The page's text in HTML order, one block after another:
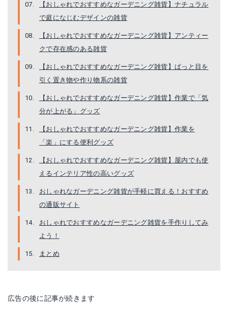
【おしゃれでおすすめなガーデニング雑貨】ナチュラル
で庭になじむデザインの雑貨
【おしゃれでおすすめなガーデニング雑貨】アンティー
クで存在感のある雑貨
【おしゃれでおすすめなガーデニング雑貨】ぱっと目を
引く置き物や作り物系の雑貨
【おしゃれでおすすめなガーデニング雑貨】作業で「気
分が上がる」グッズ
【おしゃれでおすすめなガーデニング雑貨】作業を
「楽」にする便利グッズ
【おしゃれでおすすめなガーデニング雑貨】屋内でも使
えるインテリア性の高いグッズ
おしゃれなガーデニング雑貨が手軽に買える！おすすめ
の通販サイト
おしゃれでおすすめなガーデニング雑貨を手作りしてみ
よう！
まとめ
広告の後に記事が続きます